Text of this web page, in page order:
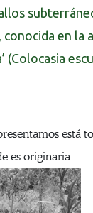
en la
(Colocasia
está
es originaria